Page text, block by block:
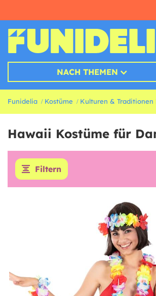
NACH THEMEN
Funidelia Kostüme Kulturen & Traditionen
Hawaii Kostüme für
Filtern